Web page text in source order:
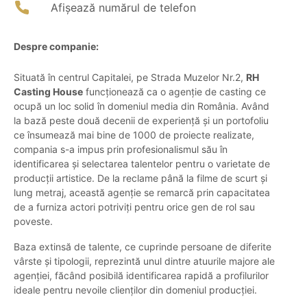
Afișează numărul de telefon
Despre companie:
Situată în centrul Capitalei, pe Strada Muzelor Nr.2, RH
Casting House funcționează ca o agenție de casting ce
ocupă un loc solid în domeniul media din România. Având
la bază peste două decenii de experiență și un portofoliu
ce însumează mai bine de 1000 de proiecte realizate,
compania s-a impus prin profesionalismul său în
identificarea și selectarea talentelor pentru o varietate de
producții artistice. De la reclame până la filme de scurt și
lung metraj, această agenție se remarcă prin capacitatea
de a furniza actori potriviți pentru orice gen de rol sau
poveste.
Baza extinsă de talente, ce cuprinde persoane de diferite
vârste și tipologii, reprezintă unul dintre atuurile majore ale
agenției, făcând posibilă identificarea rapidă a profilurilor
ideale pentru nevoile clienților din domeniul producției.